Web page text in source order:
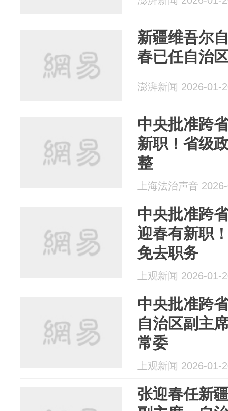
新疆维吾尔
春已任自治
澎湃新闻 2026-01-
中央批准跨
新职！省级
整
上海法治声音
中央批准跨
迎春有新职
免去职务
上观新闻 2026-01-
中央批准跨
自治区副主
常委
上观新闻 2026-01-
张迎春任新